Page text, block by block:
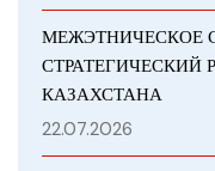
МЕЖЭТНИЧЕСКОЕ
СТРАТЕГИЧЕСКИЙ
КАЗАХСТАНА
22.07.2026